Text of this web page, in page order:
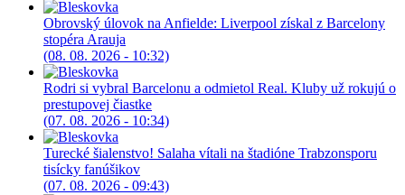
Obrovský úlovok na Anfielde: Liverpool získal z Barcelony
stopéra Arauja
(08. 08. 2026 - 10:32)
Rodri si vybral Barcelonu a odmietol Real. Kluby už rokujú o
prestupovej čiastke
(07. 08. 2026 - 10:34)
Turecké šialenstvo! Salaha vítali na štadióne Trabzonsporu
tisícky fanúšikov
(07. 08. 2026 - 09:43)